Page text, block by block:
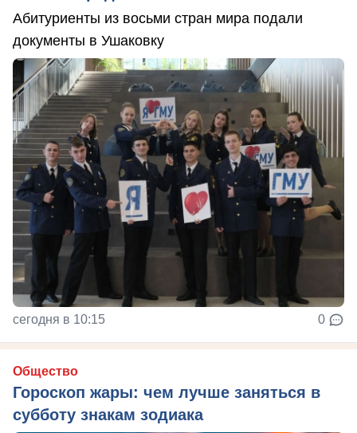
Абитуриенты из восьми стран мира подали
документы в Ушаковку
сегодня в 10:15 0
Общество
Гороскоп жары: чем лучше заняться в
субботу знакам зодиака